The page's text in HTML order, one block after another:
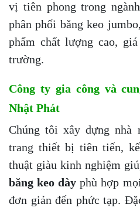
vị tiên phong trong
phân phối băng keo
phẩm chất lượng cao,
trường.
Công ty gia công và
Nhật Phát
Chúng tôi xây dựng nhà
trang thiết bị tiên tiến,
thuật giàu kinh nghiệm
băng keo dày phù hợp
đơn giản đến phức tạp.